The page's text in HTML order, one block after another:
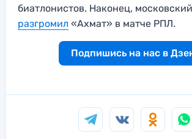
биатлонистов. Наконец,
разгромил «Ахмат» в матче РПЛ.
Подпишись на нас в